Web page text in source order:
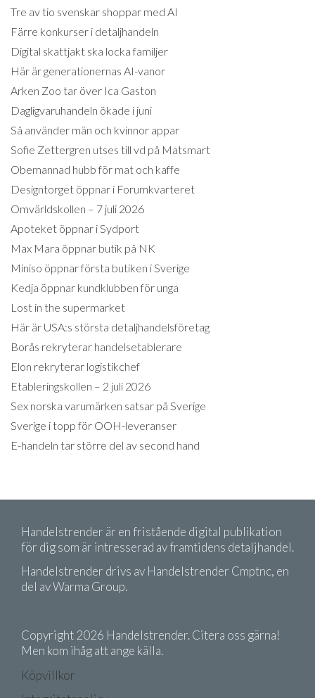
Tre av tio svenskar shoppar med AI
Färre konkurser i detaljhandeln
Digital skattjakt ska locka familjer
Här är generationernas AI-vanor
Arken Zoo tar över Ica Gaston
Dagligvaruhandeln ökade i juni
Så använder män och kvinnor appar
Sofie Zettergren utses till vd på Matsmart
Obemannad hubb för mat och kaffe
Designtorget öppnar i Forumkvarteret
Omvärldskollen – 7 juli 2026
Apoteket öppnar i Sydport
Max Mara öppnar butik på NK
Miniso öppnar första butiken i Sverige
Kedja öppnar kundklubben för unga
Lost in the supermarket
Här är USA:s största detaljhandelsföretag
Borås rekryterar handelsetablerare
Elon rekryterar logistikchef
Etableringskollen – 2 juli 2026
Sex norska varumärken satsar på Sverige
Sverige i topp för OOH-leveranser
E-handeln tar större del av second hand
Handelstrender är en fristående digital publikation
för dig som är intresserad av framtidens detaljhandel.
Handelstrender drivs av Handelstrender Cmptnc, en
del av Warma Group.
Copyright 2026 Handelstrender. Citera oss gärna!
Men kom ihåg att ange källa.
Köpvillkor